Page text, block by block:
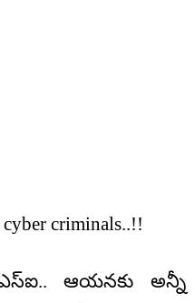
criminals..!!
ఆయనకు అన్నీ